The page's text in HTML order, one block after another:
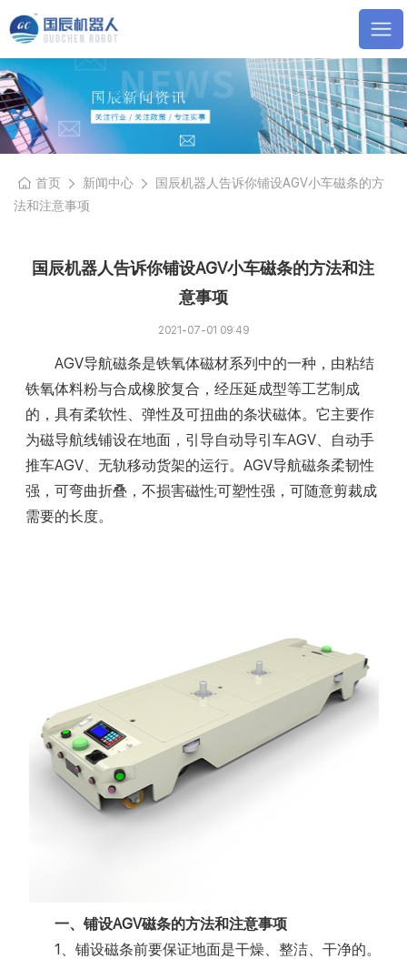
首页 新闻中心
国辰机器人告诉你铺设AGV小车磁条的方
法和注意事项
国辰机器人告诉你铺设AGV小车磁条的方法和注
意事项
2021-07-01 09:49
AGV导航磁条是铁氧体磁材系列中的一种，由粘结
铁氧体料粉与合成橡胶复合，经压延成型等工艺制成
的，具有柔软性、弹性及可扭曲的条状磁体。它主要作
为磁导航线铺设在地面，引导自动导引车AGV、自动手
推车AGV、无轨移动货架的运行。AGV导航磁条柔韧性
强，可弯曲折叠，不损害磁性;可塑性强，可随意剪裁成
需要的长度。
一、铺设AGV磁条的方法和注意事项
1、铺设磁条前要保证地面是干燥、整洁、干净的。